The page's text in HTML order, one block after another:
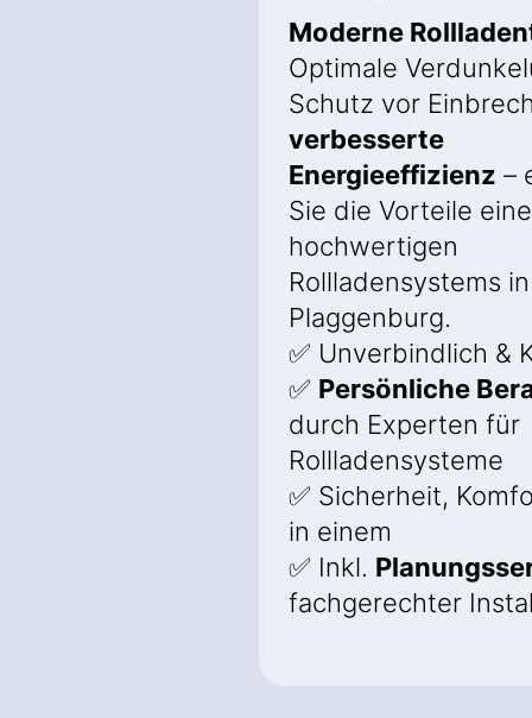
Moderne
Optimale
Schutz vor
verbesserte
Energieeffizienz –
Sie die Vorteile
hochwertigen
Rollladensystems
Plaggenburg.
✅ Unverbindlich &
✅ Persönliche
durch Experten für
Rollladensysteme
✅ Sicherheit,
in einem
✅ Inkl.
fachgerechter